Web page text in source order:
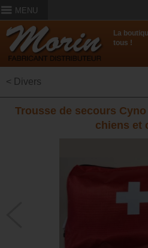
MENU
La
tous !
< Divers
Trousse de secours
chiens et